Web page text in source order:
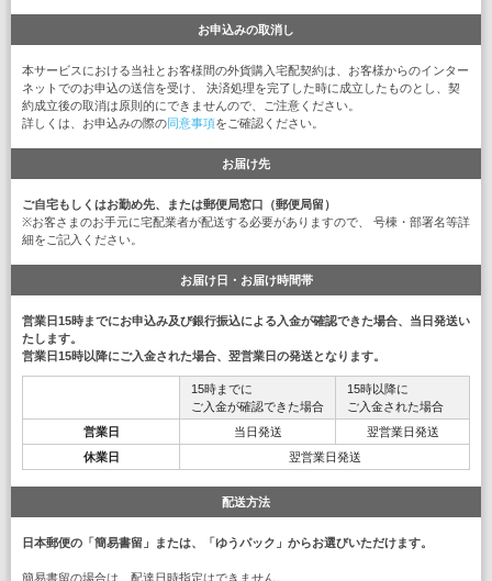
お申込みの取消し
本サービスにおける当社とお客様間の外貨購入宅配契約は、お客様からのインター
ネットでのお申込の送信を受け、 決済処理を完了した時に成立したものとし、契
約成立後の取消は原則的にできませんので、ご注意ください。
詳しくは、お申込みの際の同意事項をご確認ください。
お届け先
ご自宅もしくはお勤め先、または郵便局窓口（郵便局留）
※お客さまのお手元に宅配業者が配送する必要がありますので、 号棟・部署名等詳
細をご記入ください。
お届け日・お届け時間帯
営業日15時までにお申込み及び銀行振込による入金が確認できた場合、当日発送い
たします。
営業日15時以降にご入金された場合、翌営業日の発送となります。
15時までに
ご入金が確認できた場合
15時以降に
ご入金された場合
営業日
当日発送
翌営業日発送
休業日
翌営業日発送
配送方法
日本郵便の「簡易書留」または、「ゆうパック」からお選びいただけます。
簡易書留の場合は、配達日時指定はできません。